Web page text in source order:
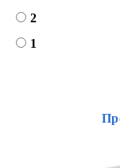
2
1